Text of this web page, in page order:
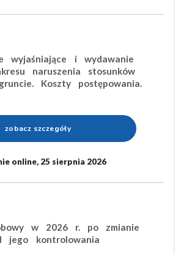
wyjaśniające i wydawanie
naruszenia stosunków
Koszty postępowania.
zobacz szczegóły
online, 25 sierpnia 2026
w 2026 r. po zmianie
jego kontrolowania